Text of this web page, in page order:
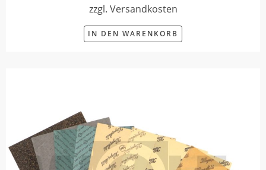
zzgl. Versandkosten
IN DEN WARENKORB